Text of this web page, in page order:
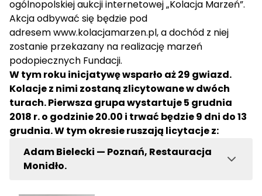
ogólnopolskiej aukcji internetowej „Kolacja Marzeń”.
Akcja odbywać się będzie pod
adresemwww.kolacjamarzen.pl, a dochód z niej
zostanie przekazany na realizację marzeń
podopiecznych Fundacji.
W tym roku inicjatywę wsparło aż 29 gwiazd.
Kolacje z nimi zostaną zlicytowane w dwóch
turach. Pierwsza grupa wystartuje 5 grudnia
2018 r. o godzinie 20.00 i trwać będzie 9 dni do 13
grudnia. W tym okresie ruszają licytacje z:
Adam Bielecki — Poznań, Restauracja
Monidło.